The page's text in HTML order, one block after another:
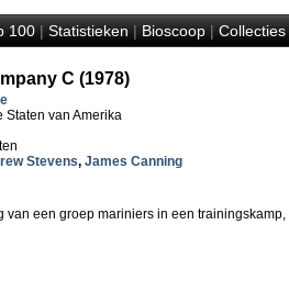
100|Statistieken|Bioscoop|Collecties
C (1978)
Staten van Amerika
Stevens, James Canning
van een groep mariniers in een